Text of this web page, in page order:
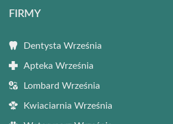
FIRMY
Dentysta Września
Apteka Września
Lombard Września
Kwiaciarnia Września